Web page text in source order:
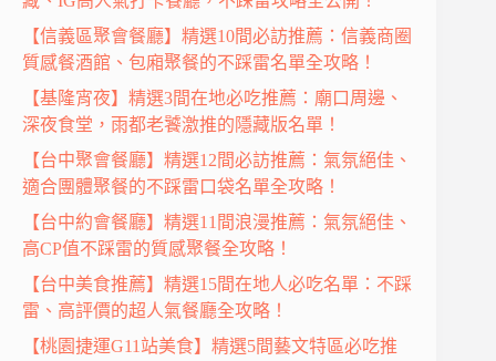
【信義區聚會餐廳】精選10間必訪推薦：信義商圈
質感餐酒館、包廂聚餐的不踩雷名單全攻略！
【基隆宵夜】精選3間在地必吃推薦：廟口周邊、
深夜食堂，雨都老饕激推的隱藏版名單！
【台中聚會餐廳】精選12間必訪推薦：氣氛絕佳、
適合團體聚餐的不踩雷口袋名單全攻略！
【台中約會餐廳】精選11間浪漫推薦：氣氛絕佳、
高CP值不踩雷的質感聚餐全攻略！
【台中美食推薦】精選15間在地人必吃名單：不踩
雷、高評價的超人氣餐廳全攻略！
【桃園捷運G11站美食】精選5間藝文特區必吃推